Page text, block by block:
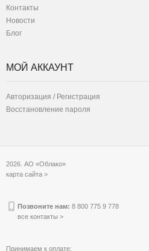
Контакты
Новости
Блог
МОЙ АККАУНТ
Авторизация / Регистрация
Восстановление пароля
2026. АО «Облако»
карта сайта >
Позвоните нам: 8 800 775 9 778
все контакты >
Принимаем к оплате: